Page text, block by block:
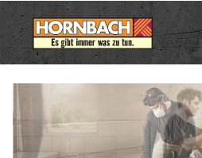
Pressemitteilungen